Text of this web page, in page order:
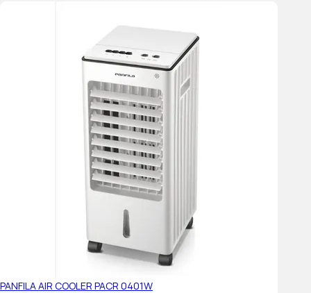
PANFILA AIR COOLER PACR 0401W